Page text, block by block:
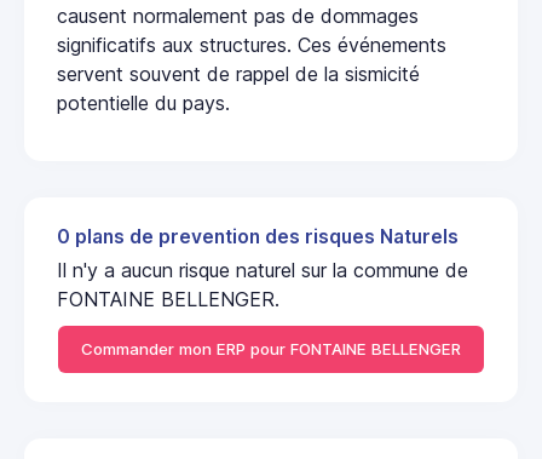
causent normalement pas de dommages
significatifs aux structures. Ces événements
servent souvent de rappel de la sismicité
potentielle du pays.
0 plans de prevention des risques Naturels
Il n'y a aucun risque naturel sur la commune de
FONTAINE BELLENGER.
Commander mon ERP pour FONTAINE BELLENGER